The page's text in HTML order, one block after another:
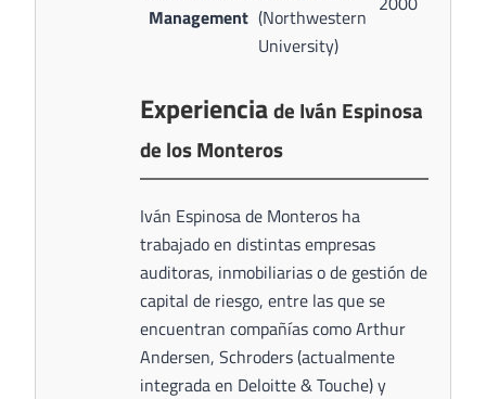
Management (Northwestern
University)
Experienciade Iván Espinosa
de los Monteros
Iván Espinosa de Monteros ha
trabajado en distintas empresas
auditoras, inmobiliarias o de gestión de
capital de riesgo, entre las que se
encuentran compañías como Arthur
Andersen, Schroders (actualmente
integrada en Deloitte & Touche) y